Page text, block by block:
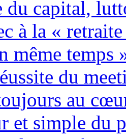
du capital,
à la «
même temps
du
au
et simple du